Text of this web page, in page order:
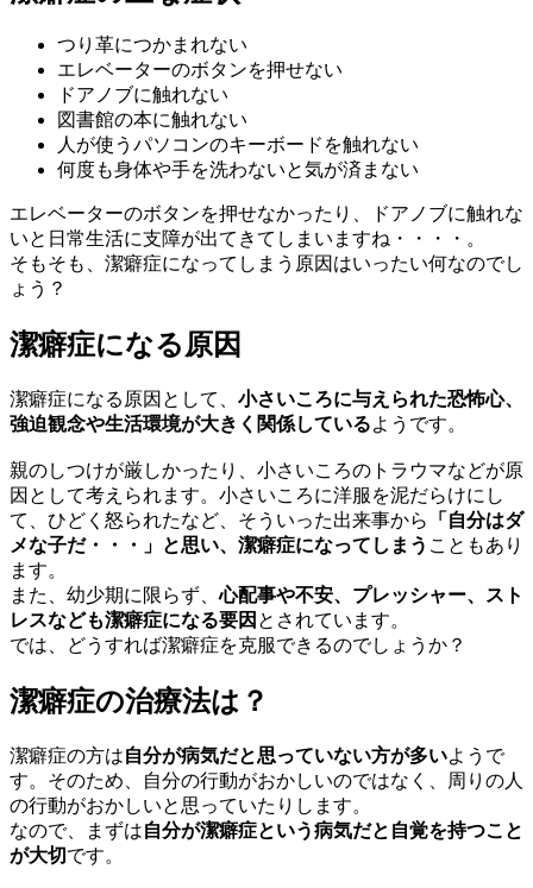
つり革につかまれない
エレベーターのボタンを押せない
ドアノブに触れない
図書館の本に触れない
人が使うパソコンのキーボードを触れない
何度も身体や手を洗わないと気が済まない
エレベーターのボタンを押せなかったり、ドアノブに触れな
いと日常生活に支障が出てきてしまいますね・・・・。
そもそも、潔癖症になってしまう原因はいったい何なのでし
ょう？
潔癖症になる原因
潔癖症になる原因として、 小さいころに与えられた恐怖心、
強迫観念や生活環境が大きく関係しているようです。
親のしつけが厳しかったり、小さいころのトラウマなどが原
因として考えられます。小さいころに洋服を泥だらけにし
て、ひどく怒られたなど、そういった出来事から
「自分はダ
メな子だ・・・」と思い、潔癖症になってしまう こともあり
ます。
また、幼少期に限らず、心配事や不安、プレッシャー、スト
レスなども潔癖症になる要因 とされています。
では、どうすれば潔癖症を克服できるのでしょうか？
潔癖症の治療法は？
潔癖症の方は自分が病気だと思っていない方が多いようで
す。そのため、自分の行動がおかしいのではなく、周りの人
の行動がおかしいと思っていたりします。
なので、まずは自分が潔癖症という病気だと自覚を持つこと
が大切です。